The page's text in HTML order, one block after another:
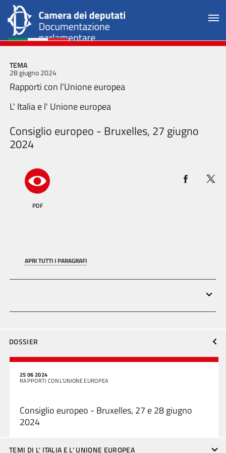
TEMA
28 giugno 2024
Rapporti con l'Unione europea
L' Italia e l' Unione europea
Consiglio europeo - Bruxelles, 27 giugno
2024
PDF
APRI TUTTI I PARAGRAFI
DOSSIER
25 06 2024
RAPPORTI CON L'UNIONE EUROPEA
Consiglio europeo - Bruxelles, 27 e 28 giugno
2024
TEMI DI L' ITALIA E L' UNIONE EUROPEA